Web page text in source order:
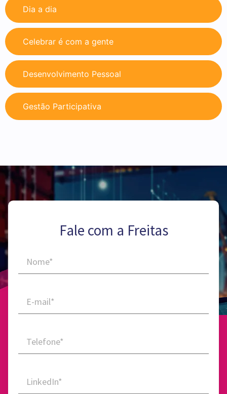
Dia a dia
Celebrar é com a gente
Desenvolvimento Pessoal
Gestão Participativa
Fale com a Freitas